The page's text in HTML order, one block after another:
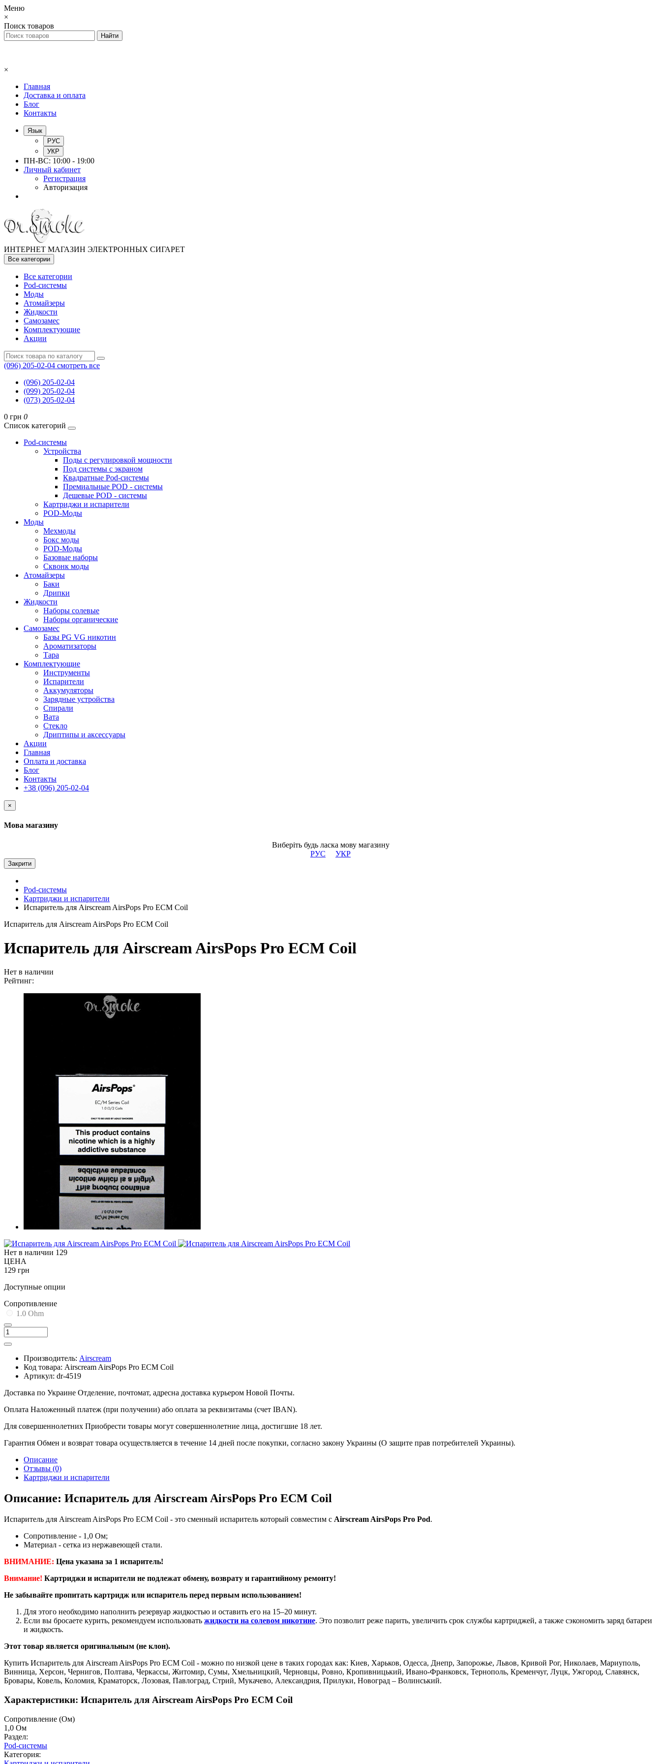
Меню
×
Поиск товаров
×
Главная
Доставка и оплата
Блог
Контакты
Язык
РУС
УКР
ПН-ВС: 10:00 - 19:00
Личный кабинет
Регистрация
Авторизация
ИНТЕРНЕТ МАГАЗИН ЭЛЕКТРОННЫХ СИГАРЕТ
Все категории
Все категории
Pod-системы
Моды
Атомайзеры
Жидкости
Самозамес
Комплектующие
Акции
(096) 205-02-04 смотреть все
(096) 205-02-04
(099) 205-02-04
(073) 205-02-04
0 грн 0
Список категорий
Pod-системы
Устройства
Поды с регулировкой мощности
Под системы с экраном
Квадратные Pod-системы
Премиальные POD - системы
Дешевые POD - системы
Картриджи и испарители
POD-Моды
Моды
Мехмоды
Бокс моды
POD-Моды
Базовые наборы
Сквонк моды
Атомайзеры
Баки
Дрипки
Жидкости
Наборы солевые
Наборы органические
Самозамес
Базы PG VG никотин
Ароматизаторы
Тара
Комплектующие
Инструменты
Испарители
Аккумуляторы
Зарядные устройства
Спирали
Вата
Стекло
Дриптипы и аксессуары
Акции
Главная
Оплата и доставка
Блог
Контакты
+38 (096) 205-02-04
×
Мова магазину
Виберіть будь ласка мову магазину
РУС
УКР
Закрити
Pod-системы
Картриджи и испарители
Испаритель для Airscream AirsPops Pro ECM Coil
Испаритель для Airscream AirsPops Pro ECM Coil
Испаритель для Airscream AirsPops Pro ECM Coil
Нет в наличии
Рейтинг:
Нет в наличии 129
ЦЕНА
129 грн
Доступные опции
Cопротивление
1.0 Ohm
Производитель: Airscream
Код товара: Airscream AirsPops Pro ECM Coil
Артикул: dr-4519
Доставка по Украине Отделение, почтомат, адресна доставка курьером Новой Почты.
Оплата Наложенный платеж (при получении) або оплата за реквизитамы (счет IBAN).
Для совершеннолетних Приобрести товары могут совершеннолетние лица, достигшие 18 лет.
Гарантия Обмен и возврат товара осуществляется в течение 14 дней после покупки, согласно закону Украины (О защите прав потребителей Украины).
Описание
Отзывы (0)
Картриджи и испарители
Описание: Испаритель для Airscream AirsPops Pro ECM Coil
Испаритель для Airscream AirsPops Pro ECM Coil - это сменный испаритель который совместим с Airscream AirsPops Pro Pod.
Сопротивление - 1,0 Ом;
Материал - сетка из нержавеющей стали.
ВНИМАНИЕ: Цена указана за 1 испаритель!
Внимание! Картриджи и испарители не подлежат обмену, возврату и гарантийному ремонту!
Не забывайте пропитать картридж или испаритель перед первым использованием!
Для этого необходимо наполнить резервуар жидкостью и оставить его на 15–20 минут.
Если вы бросаете курить, рекомендуем использовать жидкости на солевом никотине. Это позволит реже парить, увеличить срок службы картриджей, а также сэкономить заряд батареи
и жидкость.
Этот товар является оригинальным (не клон).
Купить Испаритель для Airscream AirsPops Pro ECM Coil - можно по низкой цене в таких городах как: Киев, Харьков, Одесса, Днепр, Запорожье, Львов, Кривой Рог, Николаев, Мариуполь,
Винница, Херсон, Чернигов, Полтава, Черкассы, Житомир, Сумы, Хмельницкий, Черновцы, Ровно, Кропивницький, Ивано-Франковск, Тернополь, Кременчуг, Луцк, Ужгород, Славянск,
Бровары, Ковель, Коломия, Краматорск, Лозовая, Павлоград, Стрий, Мукачево, Александрия, Прилуки, Новоград – Волинський.
Характеристики: Испаритель для Airscream AirsPops Pro ECM Coil
Cопротивление (Ом)
1,0 Ом
Раздел:
Pod-системы
Категория: